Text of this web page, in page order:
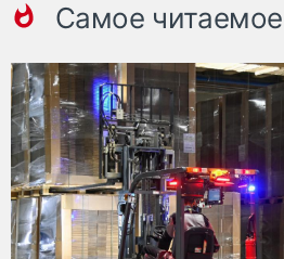
Самое читаемое